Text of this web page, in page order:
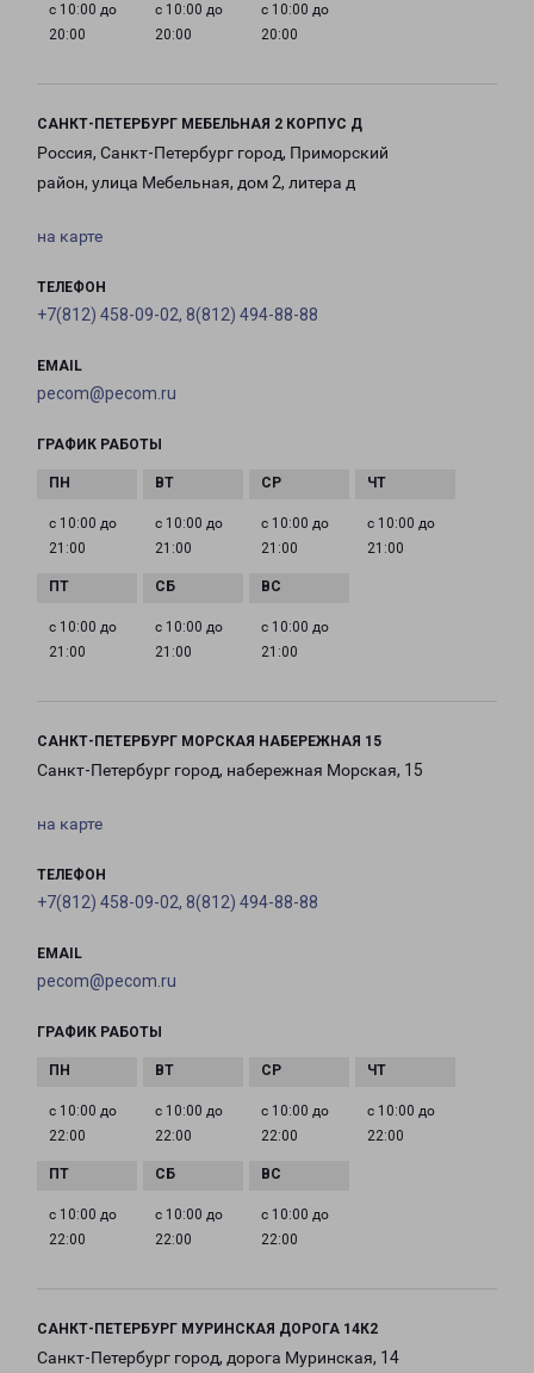
с 10:00 до
20:00
с 10:00 до
20:00
с 10:00 до
20:00
САНКТ-ПЕТЕРБУРГ МЕБЕЛЬНАЯ 2 КОРПУС Д
Россия, Санкт-Петербург город, Приморский
район, улица Мебельная, дом 2, литера д
на карте
ТЕЛЕФОН
+7(812) 458-09-02, 8(812) 494-88-88
EMAIL
pecom@pecom.ru
ГРАФИК РАБОТЫ
с 10:00 до
21:00
с 10:00 до
21:00
с 10:00 до
21:00
с 10:00 до
21:00
с 10:00 до
21:00
с 10:00 до
21:00
с 10:00 до
21:00
САНКТ-ПЕТЕРБУРГ МОРСКАЯ НАБЕРЕЖНАЯ 15
Санкт-Петербург город, набережная Морская, 15
на карте
ТЕЛЕФОН
+7(812) 458-09-02, 8(812) 494-88-88
EMAIL
pecom@pecom.ru
ГРАФИК РАБОТЫ
с 10:00 до
22:00
с 10:00 до
22:00
с 10:00 до
22:00
с 10:00 до
22:00
с 10:00 до
22:00
с 10:00 до
22:00
с 10:00 до
22:00
САНКТ-ПЕТЕРБУРГ МУРИНСКАЯ ДОРОГА 14К2
Санкт-Петербург город, дорога Муринская, 14